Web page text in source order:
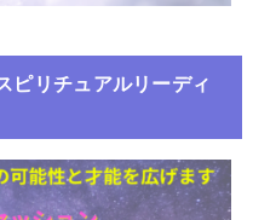
ピリチュアルリーディ